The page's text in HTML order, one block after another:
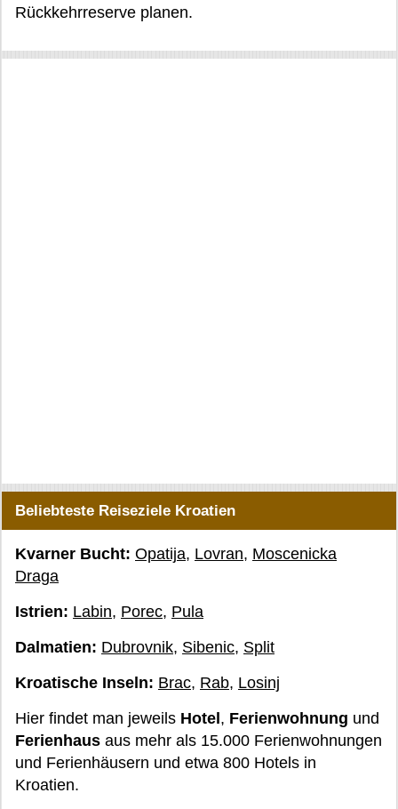
Rückkehrreserve planen.
Beliebteste Reiseziele Kroatien
Kvarner Bucht: Opatija, Lovran, Moscenicka
Draga
Istrien: Labin, Porec, Pula
Dalmatien: Dubrovnik, Sibenic, Split
Kroatische Inseln: Brac, Rab, Losinj
Hier findet man jeweils Hotel, Ferienwohnung und
Ferienhaus aus mehr als 15.000 Ferienwohnungen
und Ferienhäusern und etwa 800 Hotels in
Kroatien.